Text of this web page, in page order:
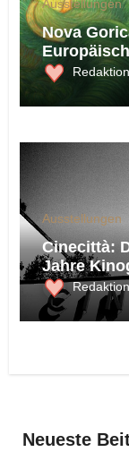
Ausstellungen
Nova
Ausstellungen
Cinecittà:
Jahre
Neueste